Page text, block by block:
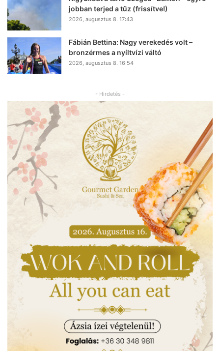
jobban terjed a tűz (frissítve!)
2026, augusztus 8. 17:43
Fábián Bettina: Nagy verekedés volt –
bronzérmes a nyíltvízi váltó
2026, augusztus 8. 16:54
- Hirdetés -